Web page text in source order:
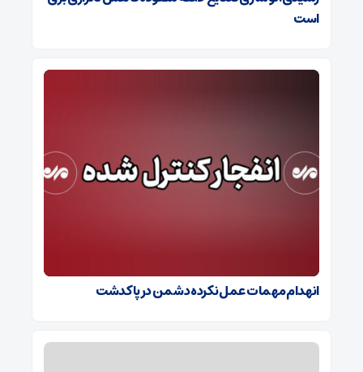
است
انهدام مهمات عمل نکرده دشمن در پاکدشت